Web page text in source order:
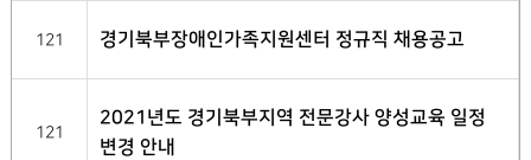
121 경기북부장애인가족지원센터 정규직 채용공고
121
2021년도 경기북부지역 전문강사 양성교육 일정
변경 안내